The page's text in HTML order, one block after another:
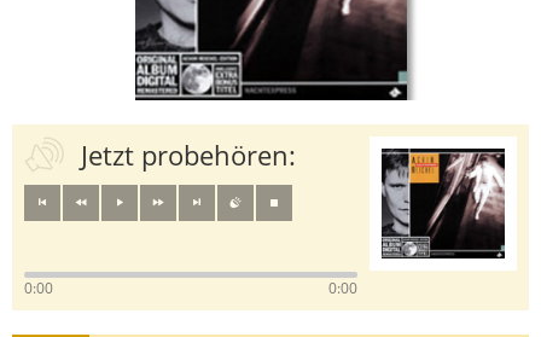
Jetzt probehören:
0:00 0:00